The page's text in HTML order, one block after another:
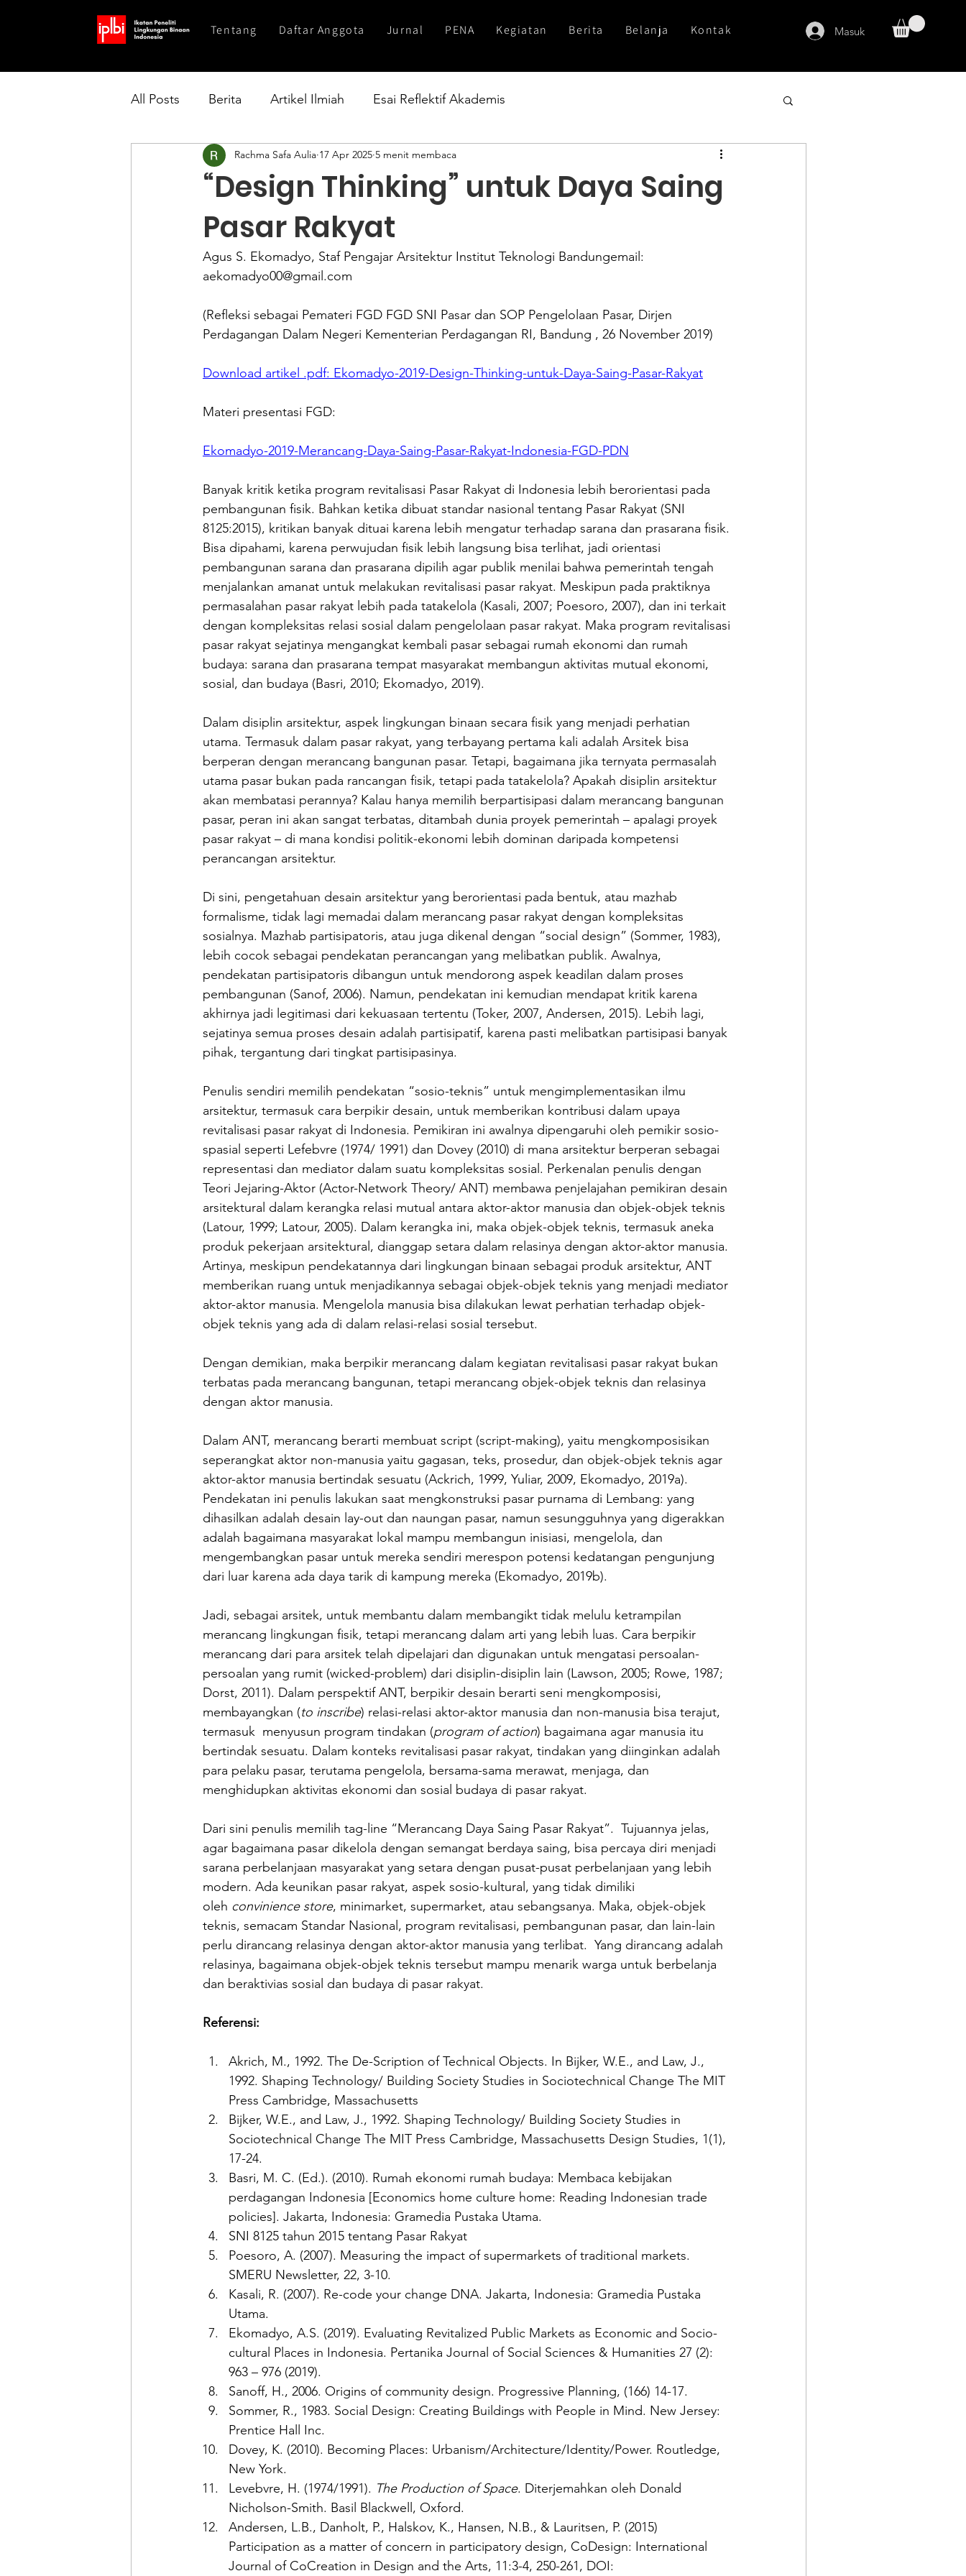
Tentang Daftar Anggota Jurnal PENA Kegiatan Berita Belanja Kontak Masuk
All Posts Berita Artikel Ilmiah Esai Reflektif Akademis
“Design Thinking” untuk Daya Saing
Pasar Rakyat
Rachma Safa Aulia 17 Apr 2025 5 menit membaca
Agus S. Ekomadyo, Staf Pengajar Arsitektur Institut Teknologi Bandungemail:
aekomadyo00@gmail.com
(Refleksi sebagai Pemateri FGD FGD SNI Pasar dan SOP Pengelolaan Pasar, Dirjen
Perdagangan Dalam Negeri Kementerian Perdagangan RI, Bandung , 26 November 2019)
Download artikel .pdf: Ekomadyo-2019-Design-Thinking-untuk-Daya-Saing-Pasar-Rakyat
Materi presentasi FGD:
Ekomadyo-2019-Merancang-Daya-Saing-Pasar-Rakyat-Indonesia-FGD-PDN
Banyak kritik ketika program revitalisasi Pasar Rakyat di Indonesia lebih berorientasi pada
pembangunan fisik. Bahkan ketika dibuat standar nasional tentang Pasar Rakyat (SNI
8125:2015), kritikan banyak dituai karena lebih mengatur terhadap sarana dan prasarana fisik.
Bisa dipahami, karena perwujudan fisik lebih langsung bisa terlihat, jadi orientasi
pembangunan sarana dan prasarana dipilih agar publik menilai bahwa pemerintah tengah
menjalankan amanat untuk melakukan revitalisasi pasar rakyat. Meskipun pada praktiknya
permasalahan pasar rakyat lebih pada tatakelola (Kasali, 2007; Poesoro, 2007), dan ini terkait
dengan kompleksitas relasi sosial dalam pengelolaan pasar rakyat. Maka program revitalisasi
pasar rakyat sejatinya mengangkat kembali pasar sebagai rumah ekonomi dan rumah
budaya: sarana dan prasarana tempat masyarakat membangun aktivitas mutual ekonomi,
sosial, dan budaya (Basri, 2010; Ekomadyo, 2019).
Dalam disiplin arsitektur, aspek lingkungan binaan secara fisik yang menjadi perhatian
utama. Termasuk dalam pasar rakyat, yang terbayang pertama kali adalah Arsitek bisa
berperan dengan merancang bangunan pasar. Tetapi, bagaimana jika ternyata permasalah
utama pasar bukan pada rancangan fisik, tetapi pada tatakelola? Apakah disiplin arsitektur
akan membatasi perannya? Kalau hanya memilih berpartisipasi dalam merancang bangunan
pasar, peran ini akan sangat terbatas, ditambah dunia proyek pemerintah – apalagi proyek
pasar rakyat – di mana kondisi politik-ekonomi lebih dominan daripada kompetensi
perancangan arsitektur.
Di sini, pengetahuan desain arsitektur yang berorientasi pada bentuk, atau mazhab
formalisme, tidak lagi memadai dalam merancang pasar rakyat dengan kompleksitas
sosialnya. Mazhab partisipatoris, atau juga dikenal dengan “social design” (Sommer, 1983),
lebih cocok sebagai pendekatan perancangan yang melibatkan publik. Awalnya,
pendekatan partisipatoris dibangun untuk mendorong aspek keadilan dalam proses
pembangunan (Sanof, 2006). Namun, pendekatan ini kemudian mendapat kritik karena
akhirnya jadi legitimasi dari kekuasaan tertentu (Toker, 2007, Andersen, 2015). Lebih lagi,
sejatinya semua proses desain adalah partisipatif, karena pasti melibatkan partisipasi banyak
pihak, tergantung dari tingkat partisipasinya.
Penulis sendiri memilih pendekatan “sosio-teknis” untuk mengimplementasikan ilmu
arsitektur, termasuk cara berpikir desain, untuk memberikan kontribusi dalam upaya
revitalisasi pasar rakyat di Indonesia. Pemikiran ini awalnya dipengaruhi oleh pemikir sosio-
spasial seperti Lefebvre (1974/ 1991) dan Dovey (2010) di mana arsitektur berperan sebagai
representasi dan mediator dalam suatu kompleksitas sosial. Perkenalan penulis dengan
Teori Jejaring-Aktor (Actor-Network Theory/ ANT) membawa penjelajahan pemikiran desain
arsitektural dalam kerangka relasi mutual antara aktor-aktor manusia dan objek-objek teknis
(Latour, 1999; Latour, 2005). Dalam kerangka ini, maka objek-objek teknis, termasuk aneka
produk pekerjaan arsitektural, dianggap setara dalam relasinya dengan aktor-aktor manusia.
Artinya, meskipun pendekatannya dari lingkungan binaan sebagai produk arsitektur, ANT
memberikan ruang untuk menjadikannya sebagai objek-objek teknis yang menjadi mediator
aktor-aktor manusia. Mengelola manusia bisa dilakukan lewat perhatian terhadap objek-
objek teknis yang ada di dalam relasi-relasi sosial tersebut.
Dengan demikian, maka berpikir merancang dalam kegiatan revitalisasi pasar rakyat bukan
terbatas pada merancang bangunan, tetapi merancang objek-objek teknis dan relasinya
dengan aktor manusia.
Dalam ANT, merancang berarti membuat script (script-making), yaitu mengkomposisikan
seperangkat aktor non-manusia yaitu gagasan, teks, prosedur, dan objek-objek teknis agar
aktor-aktor manusia bertindak sesuatu (Ackrich, 1999, Yuliar, 2009, Ekomadyo, 2019a).
Pendekatan ini penulis lakukan saat mengkonstruksi pasar purnama di Lembang: yang
dihasilkan adalah desain lay-out dan naungan pasar, namun sesungguhnya yang digerakkan
adalah bagaimana masyarakat lokal mampu membangun inisiasi, mengelola, dan
mengembangkan pasar untuk mereka sendiri merespon potensi kedatangan pengunjung
dari luar karena ada daya tarik di kampung mereka (Ekomadyo, 2019b).
Jadi, sebagai arsitek, untuk membantu dalam membangikt tidak melulu ketrampilan
merancang lingkungan fisik, tetapi merancang dalam arti yang lebih luas. Cara berpikir
merancang dari para arsitek telah dipelajari dan digunakan untuk mengatasi persoalan-
persoalan yang rumit (wicked-problem) dari disiplin-disiplin lain (Lawson, 2005; Rowe, 1987;
Dorst, 2011). Dalam perspektif ANT, berpikir desain berarti seni mengkomposisi,
membayangkan (to inscribe) relasi-relasi aktor-aktor manusia dan non-manusia bisa terajut,
termasuk  menyusun program tindakan (program of action) bagaimana agar manusia itu
bertindak sesuatu. Dalam konteks revitalisasi pasar rakyat, tindakan yang diinginkan adalah
para pelaku pasar, terutama pengelola, bersama-sama merawat, menjaga, dan
menghidupkan aktivitas ekonomi dan sosial budaya di pasar rakyat.
Dari sini penulis memilih tag-line “Merancang Daya Saing Pasar Rakyat”.  Tujuannya jelas,
agar bagaimana pasar dikelola dengan semangat berdaya saing, bisa percaya diri menjadi
sarana perbelanjaan masyarakat yang setara dengan pusat-pusat perbelanjaan yang lebih
modern. Ada keunikan pasar rakyat, aspek sosio-kultural, yang tidak dimiliki
oleh convinience store, minimarket, supermarket, atau sebangsanya. Maka, objek-objek
teknis, semacam Standar Nasional, program revitalisasi, pembangunan pasar, dan lain-lain
perlu dirancang relasinya dengan aktor-aktor manusia yang terlibat.  Yang dirancang adalah
relasinya, bagaimana objek-objek teknis tersebut mampu menarik warga untuk berbelanja
dan beraktivias sosial dan budaya di pasar rakyat.
Referensi:
Akrich, M., 1992. The De-Scription of Technical Objects. In Bijker, W.E., and Law, J.,
1992. Shaping Technology/ Building Society Studies in Sociotechnical Change The MIT
Press Cambridge, Massachusetts
Bijker, W.E., and Law, J., 1992. Shaping Technology/ Building Society Studies in
Sociotechnical Change The MIT Press Cambridge, Massachusetts Design Studies, 1(1),
17-24.
Basri, M. C. (Ed.). (2010). Rumah ekonomi rumah budaya: Membaca kebijakan
perdagangan Indonesia [Economics home culture home: Reading Indonesian trade
policies]. Jakarta, Indonesia: Gramedia Pustaka Utama.
SNI 8125 tahun 2015 tentang Pasar Rakyat
Poesoro, A. (2007). Measuring the impact of supermarkets of traditional markets.
SMERU Newsletter, 22, 3-10.
Kasali, R. (2007). Re-code your change DNA. Jakarta, Indonesia: Gramedia Pustaka
Utama.
Ekomadyo, A.S. (2019). Evaluating Revitalized Public Markets as Economic and Socio-
cultural Places in Indonesia. Pertanika Journal of Social Sciences & Humanities 27 (2):
963 – 976 (2019).
Sanoff, H., 2006. Origins of community design. Progressive Planning, (166) 14-17.
Sommer, R., 1983. Social Design: Creating Buildings with People in Mind. New Jersey:
Prentice Hall Inc.
Dovey, K. (2010). Becoming Places: Urbanism/Architecture/Identity/Power. Routledge,
New York.
Levebvre, H. (1974/1991). The Production of Space. Diterjemahkan oleh Donald
Nicholson-Smith. Basil Blackwell, Oxford.
Andersen, L.B., Danholt, P., Halskov, K., Hansen, N.B., & Lauritsen, P. (2015)
Participation as a matter of concern in participatory design, CoDesign: International
Journal of CoCreation in Design and the Arts, 11:3-4, 250-261, DOI: